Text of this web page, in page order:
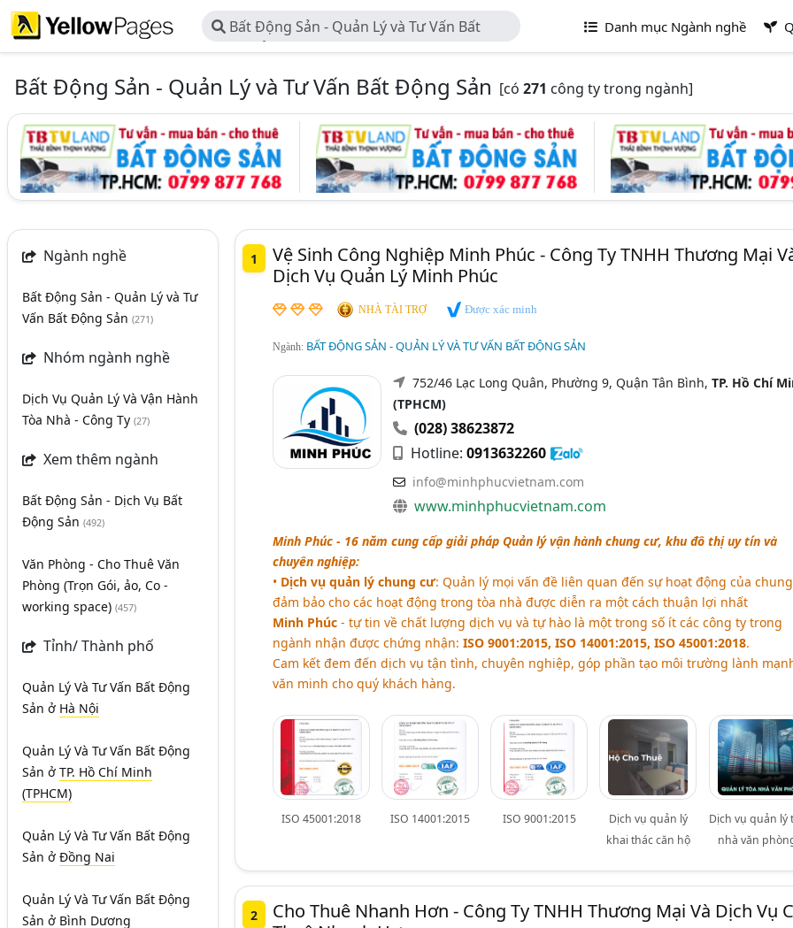
Bất Động Sản - Quản Lý và Tư Vấn Bất
Động Sản
Danh mục Ngành nghề
Bất Động Sản - Quản Lý và Tư Vấn Bất Động Sản [có 271 công ty trong ngành]
Ngành nghề
Bất Động Sản - Quản Lý và Tư
Vấn Bất Động Sản (271)
Nhóm ngành nghề
Dịch Vụ Quản Lý Và Vận Hành
Tòa Nhà - Công Ty (27)
Xem thêm ngành
Bất Động Sản - Dịch Vụ Bất
Động Sản (492)
Văn Phòng - Cho Thuê Văn
Phòng (Trọn Gói, ảo, Co -
working space) (457)
Tỉnh/ Thành phố
Quản Lý Và Tư Vấn Bất Động
Sản ở Hà Nội
Quản Lý Và Tư Vấn Bất Động
Sản ở TP. Hồ Chí Minh
(TPHCM)
Quản Lý Và Tư Vấn Bất Động
Sản ở Đồng Nai
Quản Lý Và Tư Vấn Bất Động
Sản ở Bình Dương
1
Vệ Sinh Công Nghiệp Minh Phúc - Công Ty TNHH Thương Mại
Dịch Vụ Quản Lý Minh Phúc
NHÀ TÀI TRỢ Được xác minh
Ngành: BẤT ĐỘNG SẢN - QUẢN LÝ VÀ TƯ VẤN BẤT ĐỘNG SẢN
752/46 Lạc Long Quân, Phường 9, Quận Tân Bình, TP. Hồ Chí
(TPHCM)
(028) 38623872
Hotline: 0913632260
info@minhphucvietnam.com
www.minhphucvietnam.com
Minh Phúc - 16 năm cung cấp giải pháp Quản lý vận hành chung cư, khu đô thị uy tín và
chuyên nghiệp:
• Dịch vụ quản lý chung cư: Quản lý mọi vấn đề liên quan đến sự hoạt động của
đảm bảo cho các hoạt động trong tòa nhà được diễn ra một cách thuận lợi nhất
Minh Phúc- tự tin về chất lượng dịch vụ và tự hào là một trong số ít các công ty trong
ngành nhận được chứng nhận: ISO 9001:2015, ISO 14001:2015, ISO 45001:2018.
Cam kết đem đến dịch vụ tận tình, chuyên nghiệp, góp phần tạo môi trường lành
văn minh cho quý khách hàng.
ISO 45001:2018 ISO 14001:2015 ISO 9001:2015
Dịch vụ quản lý
khai thác căn hộ
Dịch vụ quản lý
nhà văn
2
Cho Thuê Nhanh Hơn - Công Ty TNHH Thương Mại Và Dịch Vụ